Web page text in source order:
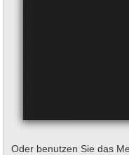
Oder benutzen Sie das